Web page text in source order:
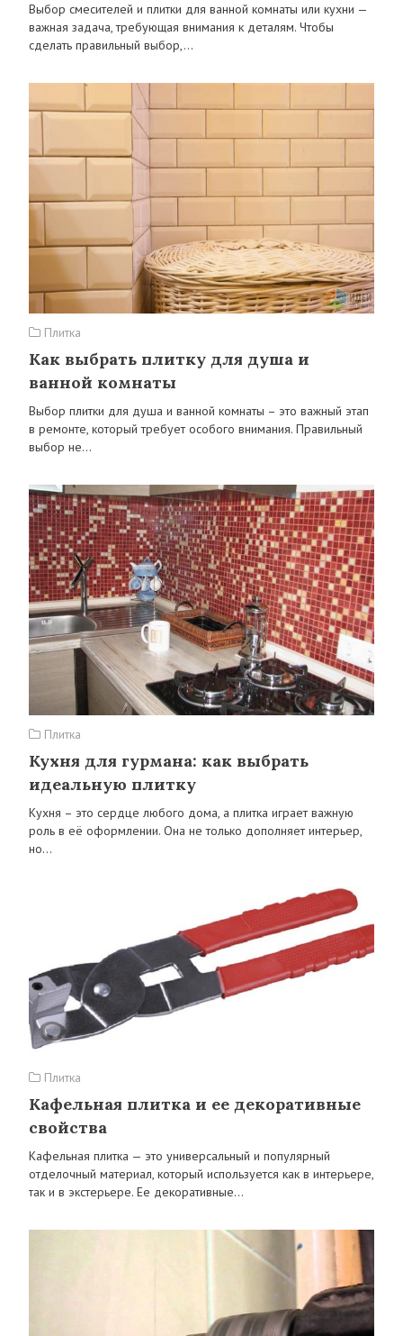
Выбор смесителей и плитки для ванной комнаты или кухни —
важная задача, требующая внимания к деталям. Чтобы
сделать правильный выбор,…
Плитка
Как выбрать плитку для душа и
ванной комнаты
Выбор плитки для душа и ванной комнаты – это важный этап
в ремонте, который требует особого внимания. Правильный
выбор не…
Плитка
Кухня для гурмана: как выбрать
идеальную плитку
Кухня – это сердце любого дома, а плитка играет важную
роль в её оформлении. Она не только дополняет интерьер,
но…
Плитка
Кафельная плитка и ее декоративные
свойства
Кафельная плитка — это универсальный и популярный
отделочный материал, который используется как в интерьере,
так и в экстерьере. Ее декоративные…